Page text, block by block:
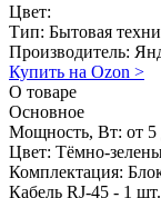
Цвет:
Тип: Бытовая
Производитель:
Купить на Ozon >
О товаре
Основное
Мощность, Вт: от 5
Цвет: Тёмно-
Комплектация:
Кабель RJ-45 - 1